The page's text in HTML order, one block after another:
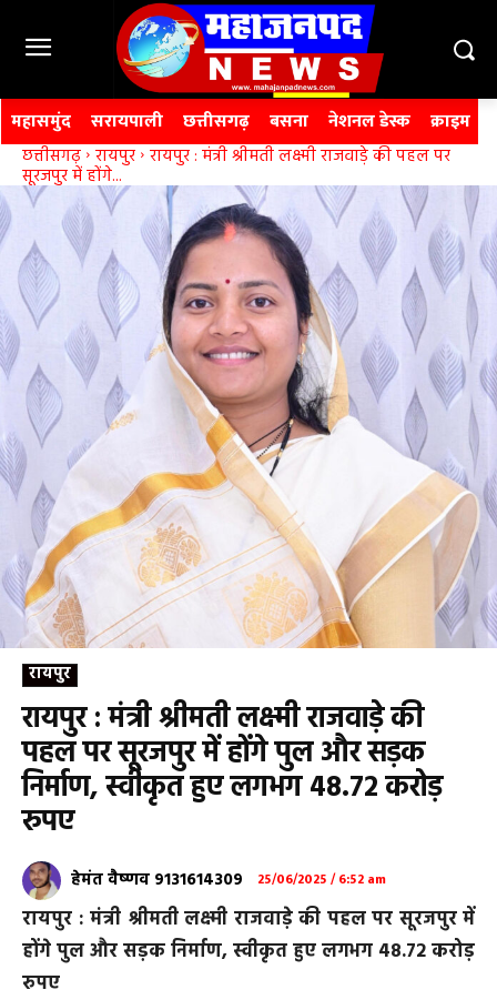
महासमुंद सरायपाली छत्तीसगढ़ बसना नेशनल डेस्क क्राइम
छत्तीसगढ़ रायपुर रायपुर : मंत्री श्रीमती लक्ष्मी राजवाड़े की पहल पर
सूरजपुर में होंगे...
रायपुर
रायपुर : मंत्री श्रीमती लक्ष्मी राजवाड़े की
पहल पर सूरजपुर में होंगे पुल और सड़क
निर्माण, स्वीकृत हुए लगभग 48.72 करोड़
रुपए
हेमंत वैष्णव 9131614309 25/06/2025 / 6:52 am
रायपुर : मंत्री श्रीमती लक्ष्मी राजवाड़े की पहल पर सूरजपुर में
होंगे पुल और सड़क निर्माण, स्वीकृत हुए लगभग 48.72 करोड़
रुपए